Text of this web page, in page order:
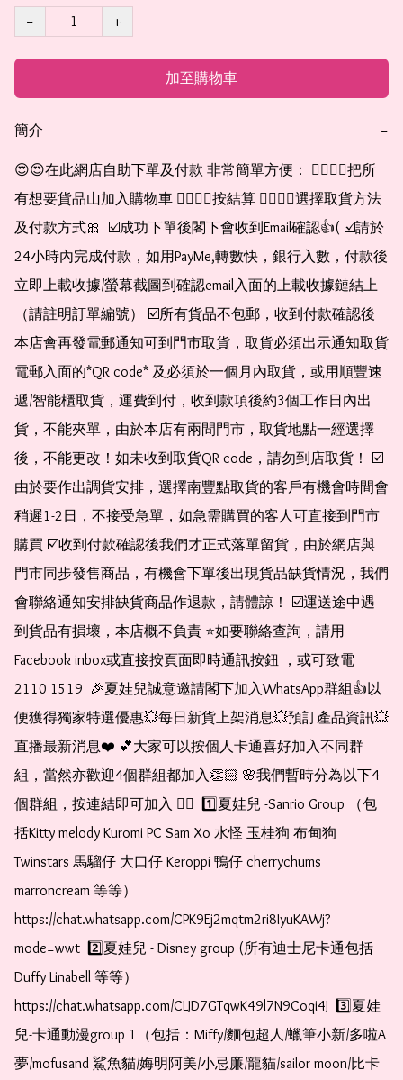
−
+
加至購物車
簡介 −
😍😍在此網店自助下單及付款 非常簡單方便： 👉🏻👉🏻把所
有想要貨品山加入購物車 👉🏻👉🏻按結算 👉🏻👉🏻選擇取貨方法
及付款方式🎀  ☑️成功下單後閣下會收到Email確認👍( ☑️請於
24小時內完成付款，如用PayMe,轉數快，銀行入數，付款後
立即上載收據/螢幕截圖到確認email入面的上載收據鏈結上
（請註明訂單編號） ☑️所有貨品不包郵，收到付款確認後
本店會再發電郵通知可到門市取貨，取貨必須出示通知取貨
電郵入面的*QR code* 及必須於一個月內取貨，或用順豐速
遞/智能櫃取貨，運費到付，收到款項後約3個工作日內出
貨，不能夾單，由於本店有兩間門市，取貨地點一經選擇
後，不能更改！如未收到取貨QR code，請勿到店取貨！ ☑️
由於要作出調貨安排，選擇南豐點取貨的客戶有機會時間會
稍遲1-2日，不接受急單，如急需購買的客人可直接到門市
購買 ☑️收到付款確認後我們才正式落單留貨，由於網店與
門市同步發售商品，有機會下單後出現貨品缺貨情況，我們
會聯絡通知安排缺貨商品作退款，請體諒！ ☑️運送途中遇
到貨品有損壞，本店概不負責 ⭐️如要聯絡查詢，請用
Facebook inbox或直接按頁面即時通訊按鈕 ，或可致電
2110 1519  🎉夏娃兒誠意邀請閣下加入WhatsApp群組👍以
便獲得獨家特選優惠💥每日新貨上架消息💥預訂產品資訊💥
直播最新消息❤️ 💕大家可以按個人卡通喜好加入不同群
組，當然亦歡迎4個群組都加入👏🏻 🌸我們暫時分為以下4
個群組，按連結即可加入 👇🏻  1️⃣夏娃兒 -Sanrio Group （包
括Kitty melody Kuromi PC Sam Xo 水怪 玉桂狗 布甸狗
Twinstars 馬騮仔 大口仔 Keroppi 鴨仔 cherrychums
marroncream 等等）
https://chat.whatsapp.com/CPK9Ej2mqtm2ri8IyuKAWj?
mode=wwt  2️⃣夏娃兒 - Disney group (所有迪士尼卡通包括
Duffy Linabell 等等）
https://chat.whatsapp.com/CLJD7GTqwK49l7N9Coqi4J  3️⃣夏娃
兒-卡通動漫group 1（包括：Miffy/麵包超人/蠟筆小新/多啦A
夢/mofusand 鯊魚貓/娒明阿美/小忌廉/龍貓/sailor moon/比卡